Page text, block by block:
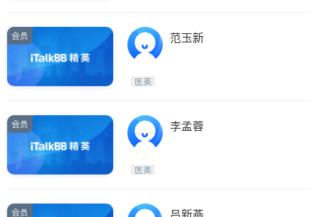
会员 范玉新
医美
会员 李孟蓉
医美
会员